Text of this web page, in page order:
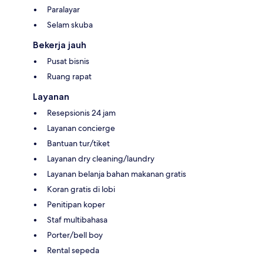
Paralayar
Selam skuba
Bekerja jauh
Pusat bisnis
Ruang rapat
Layanan
Resepsionis 24 jam
Layanan concierge
Bantuan tur/tiket
Layanan dry cleaning/laundry
Layanan belanja bahan makanan gratis
Koran gratis di lobi
Penitipan koper
Staf multibahasa
Porter/bell boy
Rental sepeda